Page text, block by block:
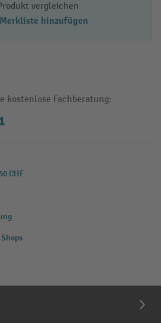
vergleichen
hinzufügen
kostenlose Fachberatung:
CHF